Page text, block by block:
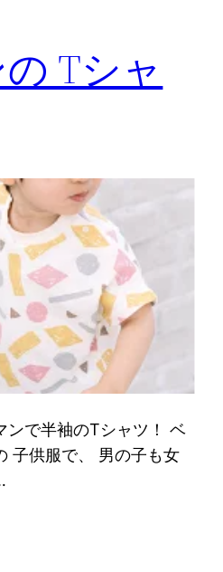
Tシャ
ンで半袖のTシャツ！ ベ
子供服で、 男の子も女